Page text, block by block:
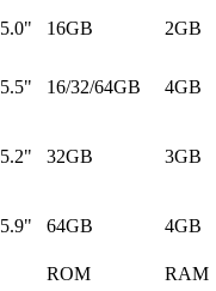
ROM RAM
5.0" 16GB 2GB
5.5" 16/32/64GB 4GB
5.2" 32GB 3GB
5.9" 64GB 4GB